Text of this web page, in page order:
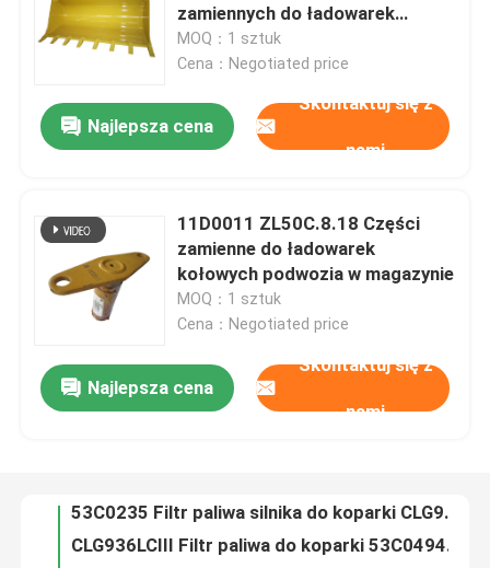
Dom
wideo
Wycieczka po fabryce
zamiennych do ładowarek
kołowych
MOQ：1 sztuk
Cena：Negotiated price
Najlepsza cena
Skontaktuj się z
nami
11D0011 ZL50C.8.18 Części
zamienne do ładowarek
kołowych podwozia w magazynie
MOQ：1 sztuk
Cena：Negotiated price
Najlepsza cena
Skontaktuj się z
nami
Części zamienne do silników wysokoprężnych antykorozyjnych 53C0250 Element filtra pilotażowego
CLG936LCIII Filtr paliwa do koparki 53C0494 Odporny na korozję
485BPG Elementy silnika Diesla SP106342 Filtr oleju opałowego